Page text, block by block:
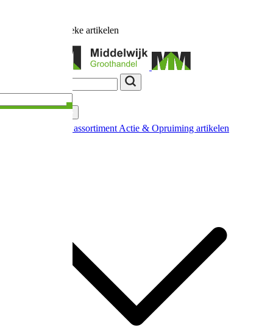
unieke artikelen
Nieuw in ons assortiment Actie & Opruiming artikelen